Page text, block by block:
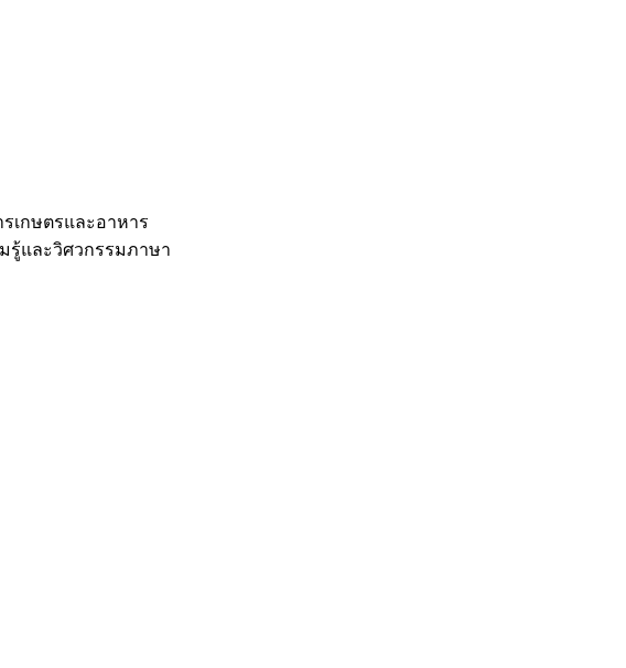
เกษตรและอาหาร
รู้และวิศวกรรมภาษา